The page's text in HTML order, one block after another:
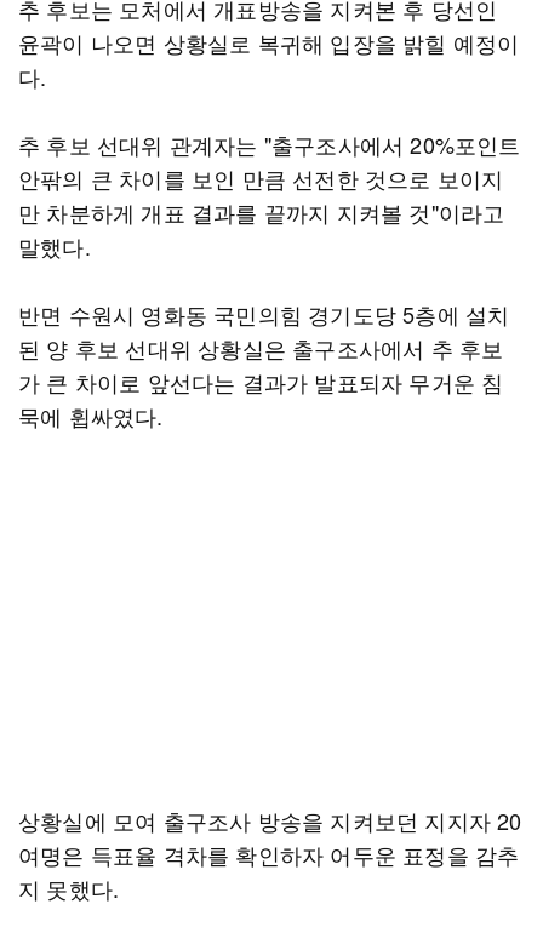
추 후보는 모처에서 개표방송을 지켜본 후 당선인
윤곽이 나오면 상황실로 복귀해 입장을 밝힐 예정이
다.
추 후보 선대위 관계자는 "출구조사에서 20%포인트
안팎의 큰 차이를 보인 만큼 선전한 것으로 보이지
만 차분하게 개표 결과를 끝까지 지켜볼 것"이라고
말했다.
반면 수원시 영화동 국민의힘 경기도당 5층에 설치
된 양 후보 선대위 상황실은 출구조사에서 추 후보
가 큰 차이로 앞선다는 결과가 발표되자 무거운 침
묵에 휩싸였다.
상황실에 모여 출구조사 방송을 지켜보던 지지자 20
여명은 득표율 격차를 확인하자 어두운 표정을 감추
지 못했다.